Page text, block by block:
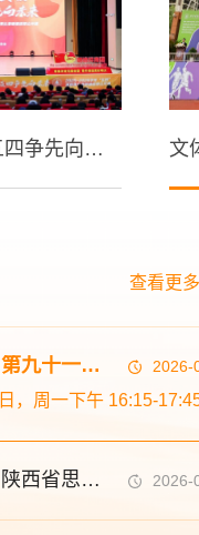
青春聚力迎评估 五四争先向未来｜学校隆重举行2025-2026学年“五四”表彰典礼暨明德信仰公开课！
查看更多
2026-
【明德大讲堂】第九十一期“明德大讲堂”开讲 |习近平总书记关于树立和践行正确政绩观的重要论述
2026-
【明德大讲堂】陕西省思政“金课”巡讲第五场暨第九十期“明德大讲堂”